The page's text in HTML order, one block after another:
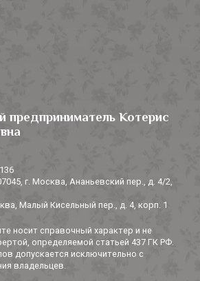
предприниматель Котерис
г. Москва, Ананьевский пер., д. 4/2,
Малый Кисельный пер., д. 4, корп. 1
носит справочный характер и не
определяемой статьей 437 ГК РФ.
допускается исключительно с
владельцев.